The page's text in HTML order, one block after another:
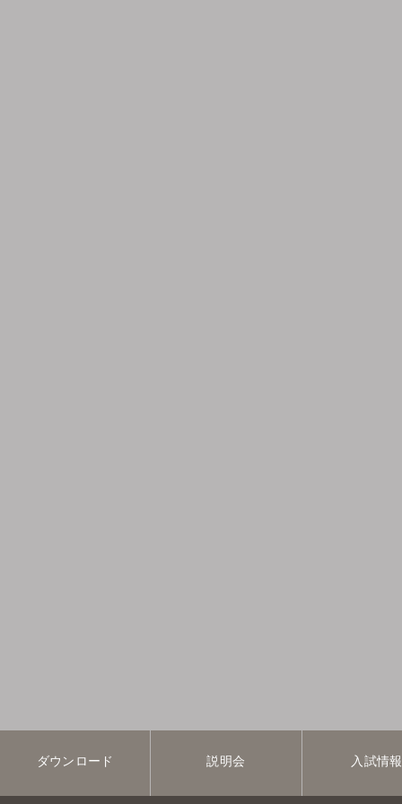
ダウンロード 説明会 入試情報